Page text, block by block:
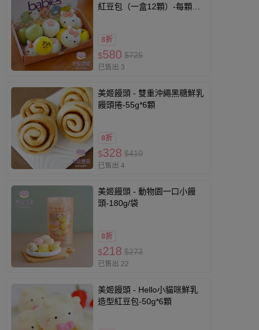
紅豆包（一盒12顆）-每顆重
8折
$580 $725
已售出 3
美姬饅頭 - 雙重沖繩黑糖鮮乳
饅頭捲-55g*6顆
8折
$328 $410
已售出 4
美姬饅頭 - 動物園一口小饅
頭-180g/袋
8折
$218 $273
已售出 22
美姬饅頭 - Hello小貓咪鮮乳
造型紅豆包-50g*6顆